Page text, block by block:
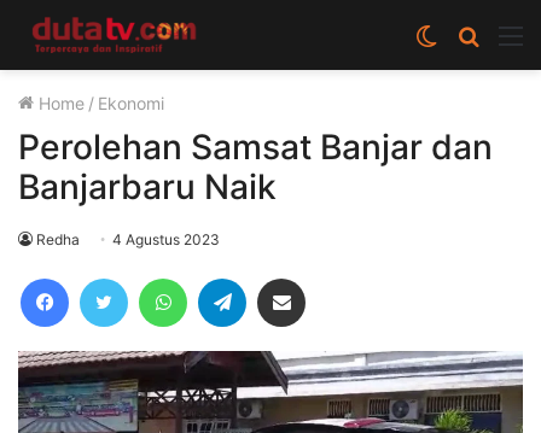
Cari
berita
Switch
skin
Home / Ekonomi
Perolehan Samsat Banjar dan
Banjarbaru Naik
Redha 4 Agustus 2023
FacebookTwitter WhatsAppTelegram